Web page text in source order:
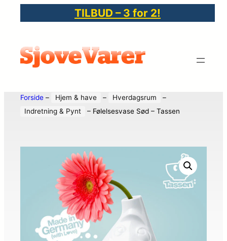
TILBUD – 3 for 2!
Forside – Hjem & have – Hverdagsrum
–
Indretning & Pynt
– Følelsesvase Sød – Tassen